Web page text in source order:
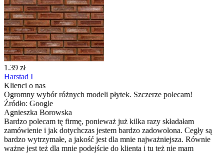
1.39 zł
Harstad I
Klienci o nas
Ogromny wybór różnych modeli płytek. Szczerze polecam!
Źródło: Google
Agnieszka Borowska
Bardzo polecam tę firmę, ponieważ już kilka razy składałam
zamówienie i jak dotychczas jestem bardzo zadowolona. Cegły są
bardzo wytrzymałe, a jakość jest dla mnie najważniejsza. Równie
ważne jest też dla mnie podejście do klienta i tu też nie mam